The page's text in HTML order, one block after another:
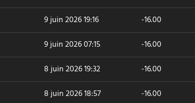
9 juin 2026 19:16 -16.00
9 juin 2026 07:15 -16.00
8 juin 2026 19:32 -16.00
8 juin 2026 18:57 -16.00